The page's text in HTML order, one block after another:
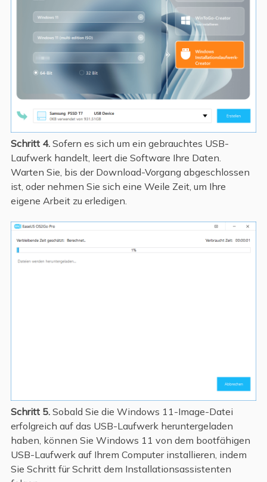
Schritt 4. Sofern es sich um ein gebrauchtes USB-
Laufwerk handelt, leert die Software Ihre Daten.
Warten Sie, bis der Download-Vorgang abgeschlossen
ist, oder nehmen Sie sich eine Weile Zeit, um Ihre
eigene Arbeit zu erledigen.
Schritt 5. Sobald Sie die Windows 11-Image-Datei
erfolgreich auf das USB-Laufwerk heruntergeladen
haben, können Sie Windows 11 von dem bootfähigen
USB-Laufwerk auf Ihrem Computer installieren, indem
Sie Schritt für Schritt dem Installationsassistenten